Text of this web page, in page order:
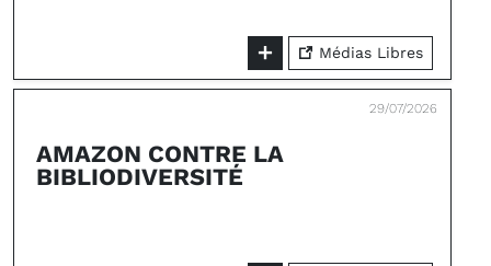
Médias Libres
29/07/2026
AMAZON CONTRE LA
BIBLIODIVERSITÉ